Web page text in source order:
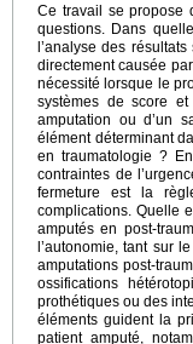
Ce travail se propose
questions. Dans
l’analyse des
directement causée
nécessité lorsque le
systèmes de score
amputation ou d’un
élément déterminant
en traumatologie ?
contraintes de
fermeture est la
complications. Quelle
amputés en post-
l’autonomie, tant sur
amputations post-
ossifications
prothétiques ou des
éléments guident la
patient amputé,